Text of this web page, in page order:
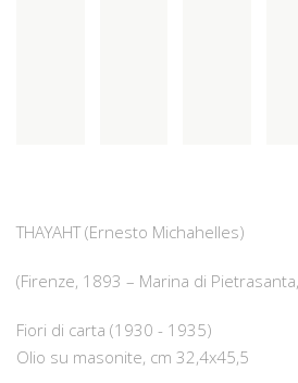
THAYAHT (Ernesto Michahelles)
(Firenze, 1893 – Marina di
Fiori di carta (1930 - 1935)
Olio su masonite, cm 32,4x45,5